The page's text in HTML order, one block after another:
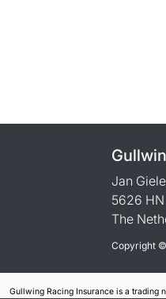
Jan
5626
The
Copyright
Gullwing Racing Insurance is a trading